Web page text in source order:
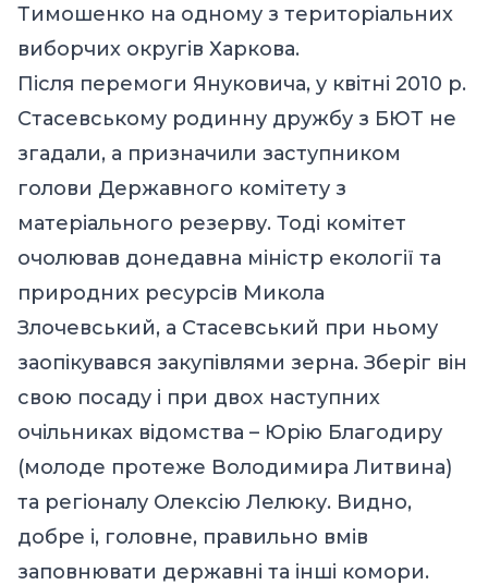
Тимошенко на одному з територіальних
виборчих округів Харкова.
Після перемоги Януковича, у квітні 2010 р.
Стасевському родинну дружбу з БЮТ не
згадали, а призначили заступником
голови Державного комітету з
матеріального резерву. Тоді комітет
очолював донедавна міністр екології та
природних ресурсів Микола
Злочевський, а Стасевський при ньому
заопікувався закупівлями зерна. Зберіг він
свою посаду і при двох наступних
очільниках відомства – Юрію Благодиру
(молоде протеже Володимира Литвина)
та регіоналу Олексію Лелюку. Видно,
добре і, головне, правильно вмів
заповнювати державні та інші комори.